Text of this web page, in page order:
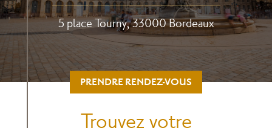
5 place Tourny, 33000 Bordeaux
PRENDRE RENDEZ-VOUS
Trouvez votre